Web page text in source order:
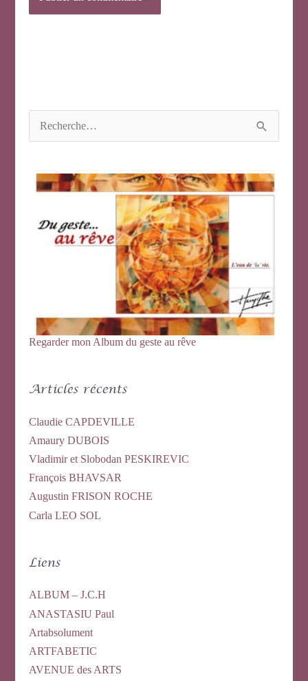
c
Regarder mon Album du geste au rêve
Articles récents
Claudie CAPDEVILLE
Amaury DUBOIS
Vladimir et Slobodan PESKIREVIC
François BHAVSAR
Augustin FRISON ROCHE
Carla LEO SOL
Liens
ALBUM – J.C.H
ANASTASIU Paul
Artabsolument
ARTFABETIC
AVENUE des ARTS